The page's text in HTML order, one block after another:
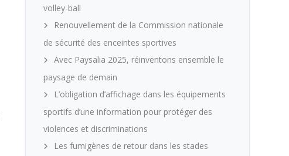
volley-ball
Renouvellement de la Commission nationale
de sécurité des enceintes sportives
Avec Paysalia 2025, réinventons ensemble le
paysage de demain
L’obligation d’affichage dans les équipements
sportifs d’une information pour protéger des
violences et discriminations
Les fumigènes de retour dans les stades